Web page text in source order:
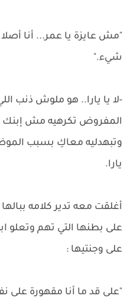
"مش عايزة يا عمر... أنا
شيء."
-لا يا يارا.. هو ملوش ذنب
المفروض تكرهيه مش إبنك
وتبهدليه معاكِ بسبب
يارا.
أغلقت معه تدير كلامه
على بطنها التي تهم
على وجنتيها :
"على قد ما أنا مقهورة